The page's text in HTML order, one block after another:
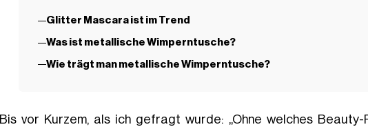
Glitter Mascara ist im Trend
Was ist metallische Wimperntusche?
Wie trägt man metallische Wimperntusche?
Bis vor Kurzem, als ich gefragt wurde: „Ohne welches